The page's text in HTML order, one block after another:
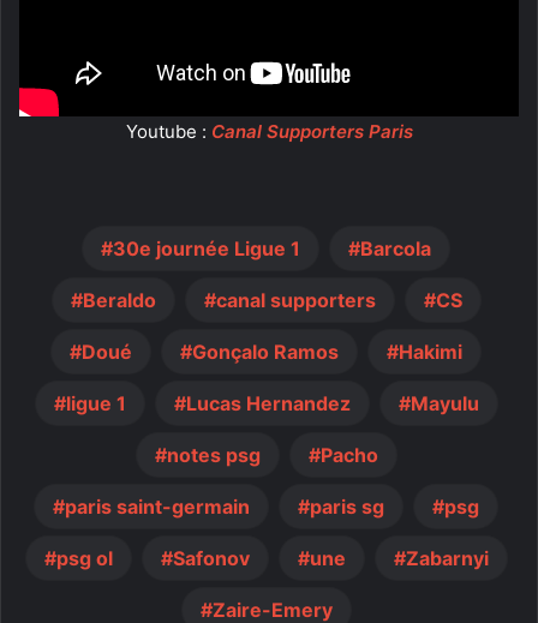
Youtube : Canal Supporters Paris
30e journée Ligue 1 Barcola
Beraldo canal supporters CS
Doué Gonçalo Ramos Hakimi
ligue 1 Lucas Hernandez Mayulu
notes psg Pacho
paris saint-germain paris sg psg
psg ol Safonov une Zabarnyi
Zaire-Emery